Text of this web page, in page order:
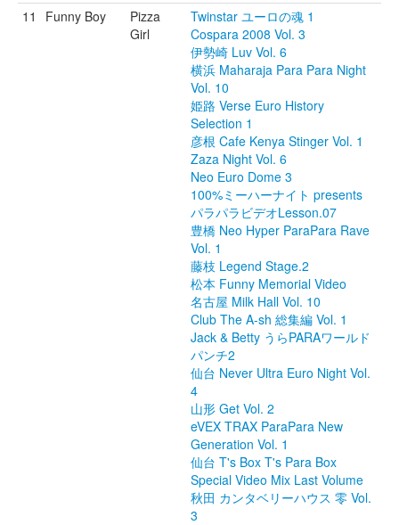
11
Funny Boy
Pizza
Girl
Twinstar ユーロの魂 1
Cospara 2008 Vol. 3
伊勢崎 Luv Vol. 6
横浜 Maharaja Para Para Night
Vol. 10
姫路 Verse Euro History
Selection 1
彦根 Cafe Kenya Stinger Vol. 1
Zaza Night Vol. 6
Neo Euro Dome 3
100%ミーハーナイト presents
パラパラビデオLesson.07
豊橋 Neo Hyper ParaPara Rave
Vol. 1
藤枝 Legend Stage.2
松本 Funny Memorial Video
名古屋 Milk Hall Vol. 10
Club The A-sh 総集編 Vol. 1
Jack & Betty うらPARAワールド
パンチ2
仙台 Never Ultra Euro Night Vol.
4
山形 Get Vol. 2
eVEX TRAX ParaPara New
Generation Vol. 1
仙台 T's Box T's Para Box
Special Video Mix Last Volume
秋田 カンタベリーハウス 零 Vol.
3